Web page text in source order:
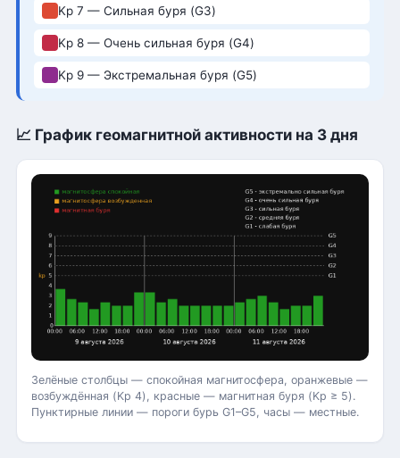
Kp 7 — Сильная буря (G3)
Kp 8 — Очень сильная буря (G4)
Kp 9 — Экстремальная буря (G5)
📈 График геомагнитной активности на 3 дня
Зелёные столбцы — спокойная магнитосфера, оранжевые —
возбуждённая (Kp 4), красные — магнитная буря (Kp ≥ 5).
Пунктирные линии — пороги бурь G1–G5, часы — местные.